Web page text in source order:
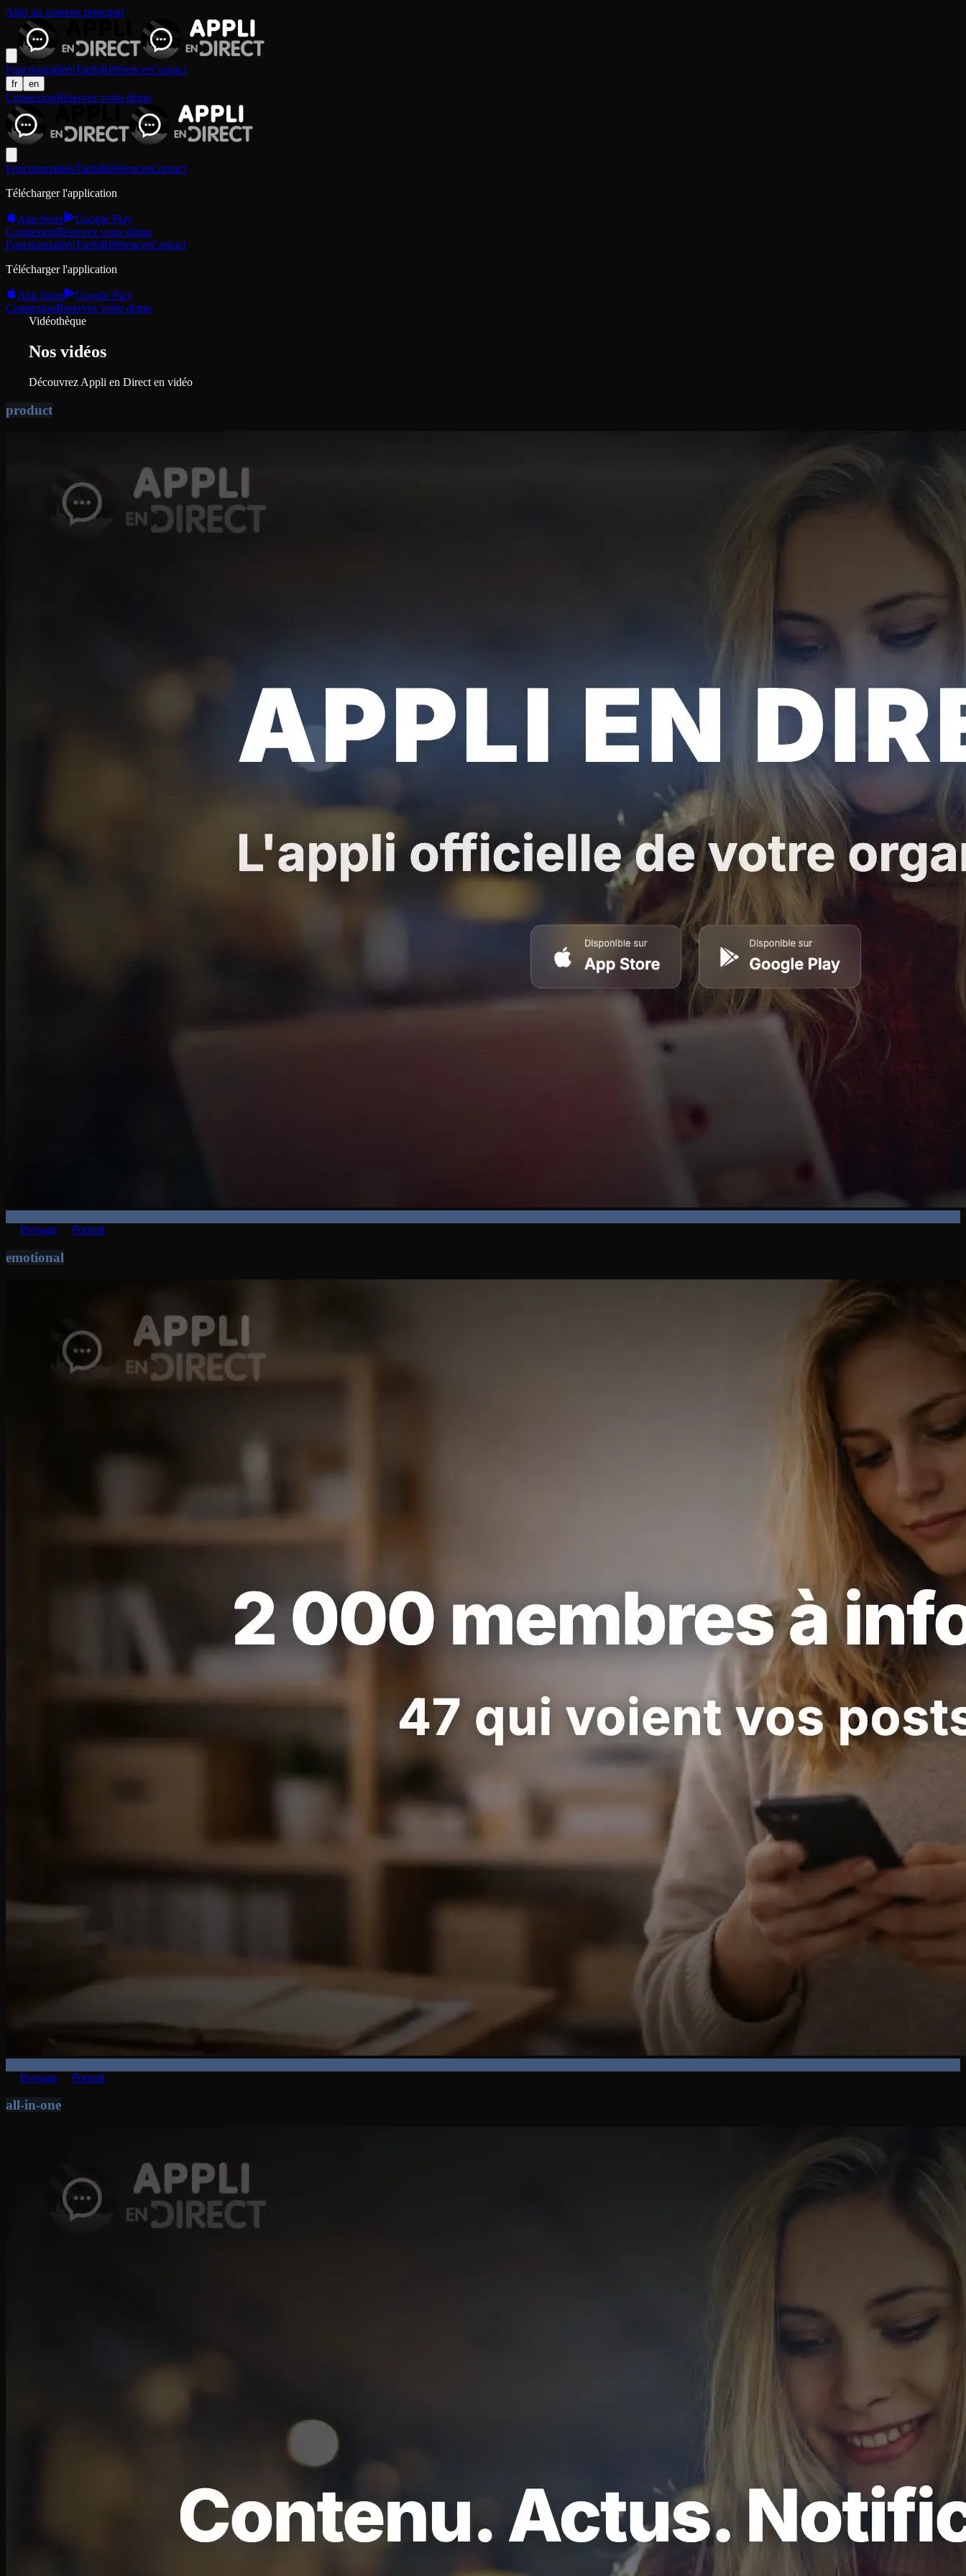
Aller au contenu principal
FonctionnalitésTarifsRéférencesContact
fr en
ConnexionRéservez votre démo
FonctionnalitésTarifsRéférencesContact
Télécharger l'application
App Store
Google Play
ConnexionRéservez votre démo
FonctionnalitésTarifsRéférencesContact
Télécharger l'application
App Store
Google Play
ConnexionRéservez votre démo
Vidéothèque
Nos vidéos
Découvrez Appli en Direct en vidéo
product
Paysage Portrait
emotional
Paysage Portrait
all-in-one